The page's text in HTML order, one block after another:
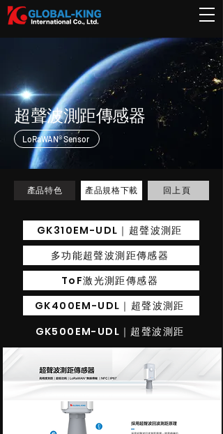
超聲波測距傳感器
LoRaWAN® Sensor
產品特色 產品規格下載 回上頁
GK310EM-UDL｜超聲波測距
多功能超聲波測距傳感器
ToF激光測距傳感器
GK400EM-UDL｜超聲波測距
GK500EM-UDL｜超聲波測距